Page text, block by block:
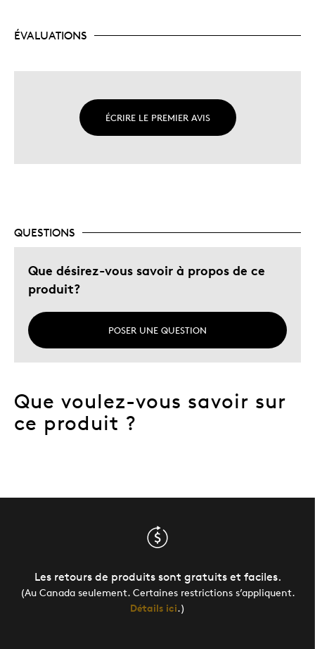
ÉVALUATIONS
ÉCRIRE LE PREMIER AVIS
QUESTIONS
Que désirez-vous savoir à propos de ce
produit?
POSER UNE QUESTION
Que voulez-vous savoir sur
ce produit ?
Les retours de produits sont gratuits et faciles.
(Au Canada seulement. Certaines restrictions s’appliquent.
Détails ici.)